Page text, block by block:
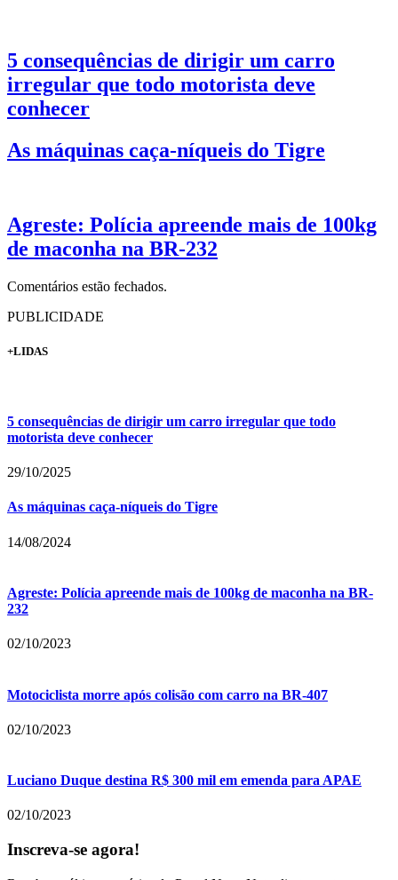
5 consequências de dirigir um carro
irregular que todo motorista deve
conhecer
As máquinas caça-níqueis do Tigre
Agreste: Polícia apreende mais de 100kg
de maconha na BR-232
Comentários estão fechados.
PUBLICIDADE
+LIDAS
5 consequências de dirigir um carro irregular que todo
motorista deve conhecer
29/10/2025
As máquinas caça-níqueis do Tigre
14/08/2024
Agreste: Polícia apreende mais de 100kg de maconha na BR-
232
02/10/2023
Motociclista morre após colisão com carro na BR-407
02/10/2023
Luciano Duque destina R$ 300 mil em emenda para APAE
02/10/2023
Inscreva-se agora!